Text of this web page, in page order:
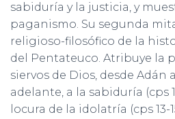
sabiduría y la justicia, y
paganismo. Su segunda
religioso-filosófico de la
del Pentateuco. Atribuye la
siervos de Dios, desde Adán
adelante, a la sabiduría (cps
locura de la idolatría (cps 13-